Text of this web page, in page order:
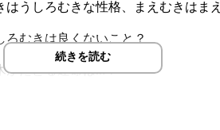
うしろむきな性格、まえむきはま
ろむきは良くないこと？
がたどる運命は…？
続きを読む